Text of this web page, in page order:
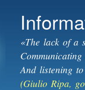
«The lack of a
And listening
(Giulio Ripa,